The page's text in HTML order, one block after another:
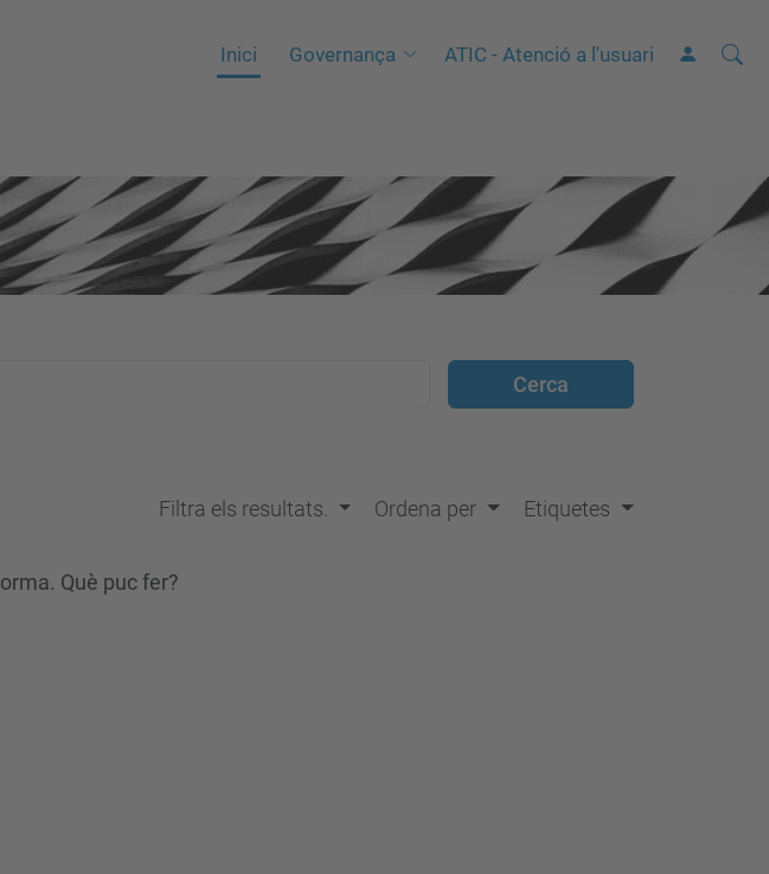
Inici Governança ATIC - Atenció a l'usuari Cerca
C
a
Filtra els resultats. Ordena per Etiquetes
Què puc fer?